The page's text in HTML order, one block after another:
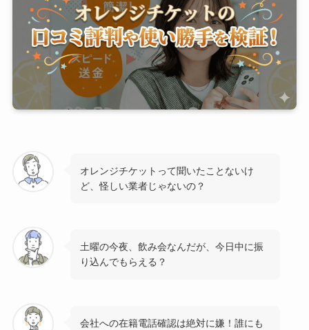
オレンジチケットって聞いたことないけ
ど、怪しい業者じゃないの？
土曜の今夜、飲み会なんだが、今日中に振
り込んでもらえる？
会社への在籍電話確認は絶対に嫌！誰にも